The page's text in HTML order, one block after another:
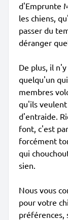
d'Emprunte
les chiens,
passer du
déranger
De plus, il
quelqu'un
membres
qu'ils
d'entraide.
font, c'est
forcément
qui
sien.
Nous vous
pour votre
préférences,